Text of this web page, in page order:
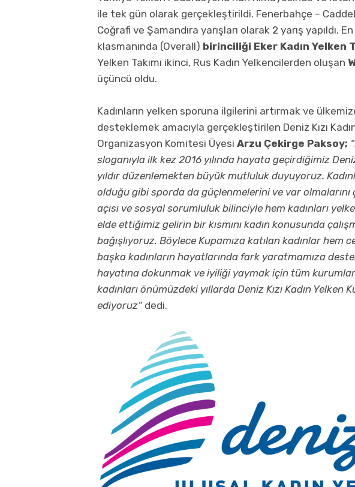
ile tek gün olarak gerçekleştirildi. Fenerbahçe –
Coğrafi ve Şamandıra yarışları olarak 2 yarış yapıldı.
klasmanında (Overall) birinciliği Eker Kadın Yelken
Yelken Takımı ikinci, Rus Kadın Yelkencilerden oluşan
üçüncü oldu.
Kadınların yelken sporuna ilgilerini artırmak ve
desteklemek amacıyla gerçekleştirilen Deniz Kızı Kadın
Organizasyon Komitesi Üyesi Arzu Çekirge Paksoy;
sloganıyla ilk kez 2016 yılında hayata geçirdiğimiz Deniz
yıldır düzenlemekten büyük mutluluk duyuyoruz.
olduğu gibi sporda da güçlenmelerini ve var olmalarını
açısı ve sosyal sorumluluk bilinciyle hem kadınları
elde ettiğimiz gelirin bir kısmını kadın konusunda
bağışlıyoruz. Böylece Kupamıza katılan kadınlar hem
başka kadınların hayatlarında fark yaratmamıza
hayatına dokunmak ve iyiliği yaymak için tüm
kadınları önümüzdeki yıllarda Deniz Kızı Kadın Yelken
ediyoruz” dedi.